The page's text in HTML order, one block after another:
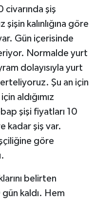
şiş
şişin kalınlığına göre
Gün içerisinde
Normalde yurt
dolayısıyla yurt
erteliyoruz. Şu an için
aldığımız
şişi fiyatları 10
kadar şiş var.
göre
belirten
kaldı. Hem